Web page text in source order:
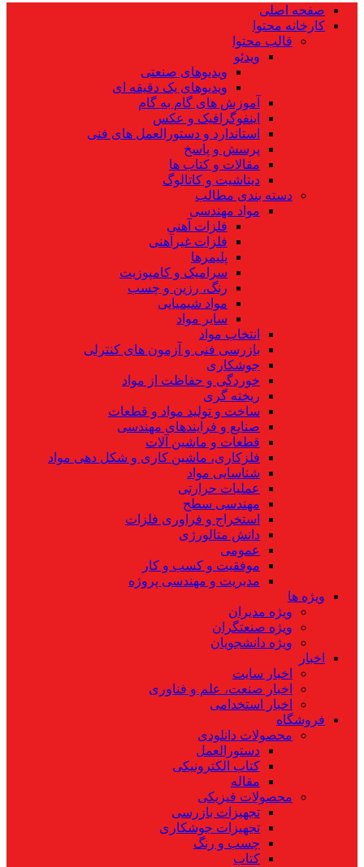
صفحه اصلی
کارخانه محتوا
قالب محتوا
ویدئو
ویدیوهای صنعتی
ویدیوهای یک دقیقه ای
آموزش های گام به گام
اینفوگرافیک و عکس
استاندارد و دستورالعمل های فنی
پرسش و پاسخ
مقالات و کتاب ها
دیتاشیت و کاتالوگ
دسته بندی مطالب
مواد مهندسی
فلزات آهنی
فلزات غیرآهنی
پلیمرها
سرامیک و کامپوزیت
رنگ، رزین و چسب
مواد شیمیایی
سایر مواد
انتخاب مواد
بازرسی فنی و آزمون های کنترلی
جوشکاری
خوردگی و حفاظت از مواد
ریخته گری
ساخت و تولید مواد و قطعات
صنایع و فرایندهای مهندسی
قطعات و ماشین آلات
فلزکاری، ماشین کاری و شکل دهی مواد
شناسایی مواد
عملیات حرارتی
مهندسی سطح
استخراج و فراوری فلزات
دانش متالورژی
عمومی
موفقیت و کسب و کار
مدیریت و مهندسی پروژه
ویژه ها
ویژه مدیران
ویژه صنعتگران
ویژه دانشجویان
اخبار
اخبار سایت
اخبار صنعت، علم و فناوری
اخبار استخدامی
فروشگاه
محصولات دانلودی
دستورالعمل
کتاب الکترونیکی
مقاله
محصولات فیزیکی
تجهیزات بازرسی
تجهیزات جوشکاری
چسب و رنگ
کتاب